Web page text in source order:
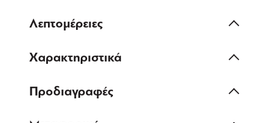
Λεπτομέρειες
Χαρακτηριστικά
Προδιαγραφές